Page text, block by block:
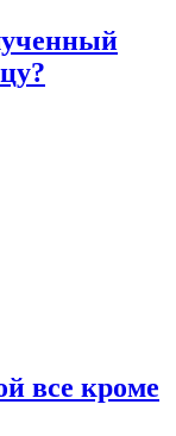
все кроме